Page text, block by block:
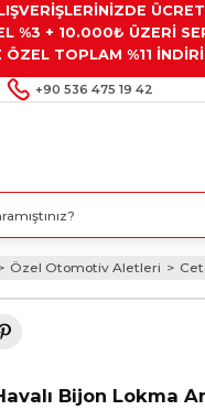
%3 + 10.000₺ ÜZERİ
ÖZEL TOPLAM %11
+90 536 475 19 42
Geri Dön
Geri Dön
Geri Dön
Geri Dön
Geri Dön
Özel Otomotiv Aletleri
Bijon Lokma